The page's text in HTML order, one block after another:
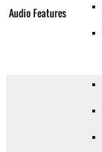
Audio Features